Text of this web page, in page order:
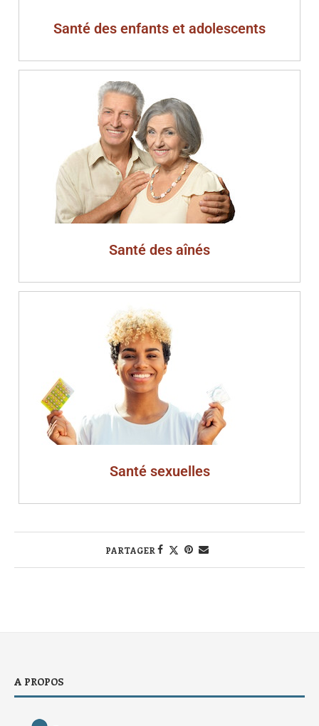
Santé des enfants et adolescents
Santé des aînés
Santé sexuelles
PARTAGER
A PROPOS